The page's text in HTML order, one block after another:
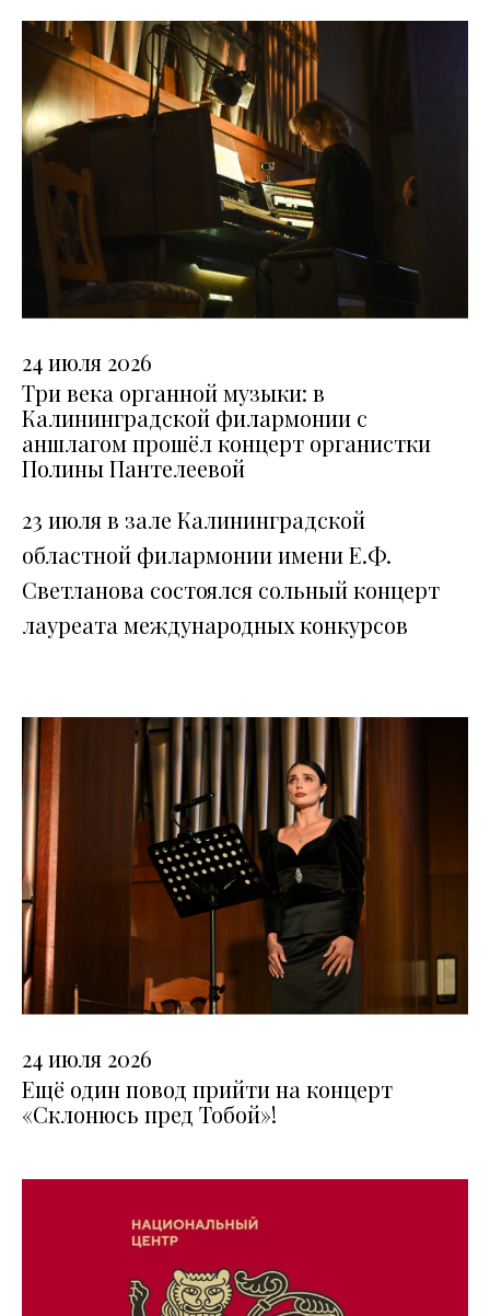
24 июля 2026
Три века органной музыки: в
Калининградской филармонии с
аншлагом прошёл концерт органистки
Полины Пантелеевой
23 июля в зале Калининградской
областной филармонии имени Е.Ф.
Светланова состоялся сольный концерт
лауреата международных конкурсов
24 июля 2026
Ещё один повод прийти на концерт
«Склонюсь пред Тобой»!